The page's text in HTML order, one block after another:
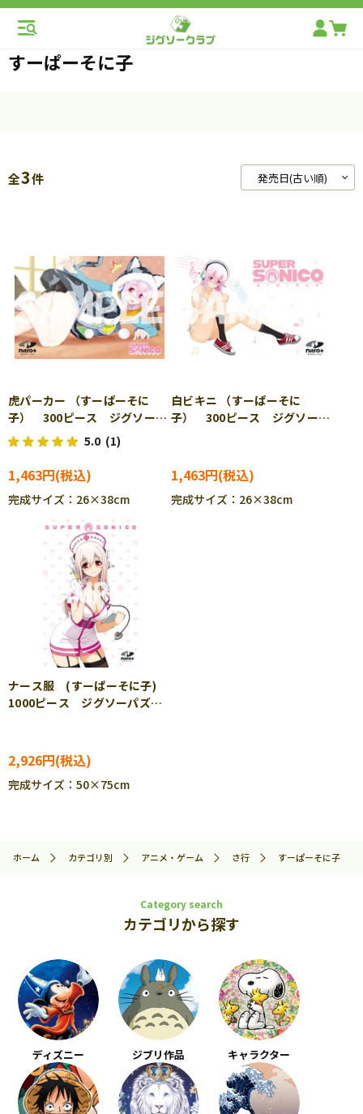
すーぱーそに子
全3件
虎パーカー （すーぱーそに
子） 300ピース ジグソーパ
ズル CUT-300-017
5.0 (1)
1,463円
完成サイズ：26×38cm
白ビキニ （すーぱーそに
子） 300ピース ジグソーパ
1,463円
完成サイズ：26×38cm
ナース服 (すーぱーそに子)
1000ピース ジグソーパズ
2,926円
完成サイズ：50×75cm
ホーム カテゴリ別 アニメ・ゲーム さ行 すーぱーそに子
Category search
カテゴリから探す
ディズニー ジブリ作品 キャラクター